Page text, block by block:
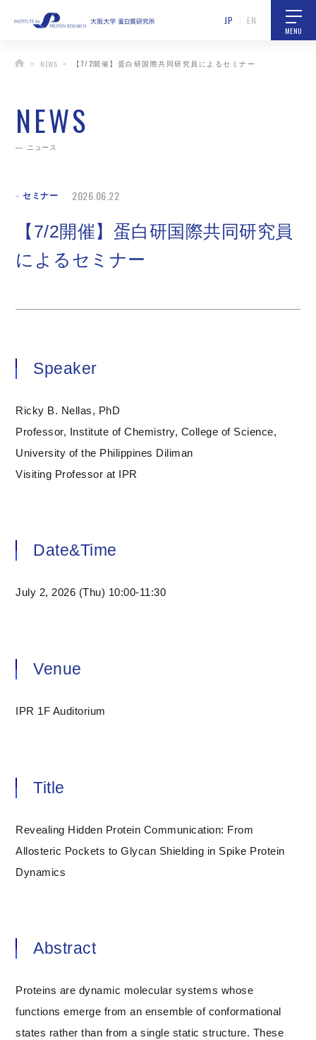
MENU
JP EN
NEWS 【7/2開催】蛋白研国際共同研究員によるセミナー
NEWS
ニュース
セミナー 2026.06.22
【7/2開催】蛋白研国際共同研究員
によるセミナー
Speaker
Ricky B. Nellas, PhD
Professor, Institute of Chemistry, College of Science,
University of the Philippines Diliman
Visiting Professor at IPR
Date&Time
July 2, 2026 (Thu) 10:00-11:30
Venue
IPR 1F Auditorium
Title
Revealing Hidden Protein Communication: From
Allosteric Pockets to Glycan Shielding in Spike Protein
Dynamics
Abstract
Proteins are dynamic molecular systems whose
functions emerge from an ensemble of conformational
states rather than from a single static structure. These